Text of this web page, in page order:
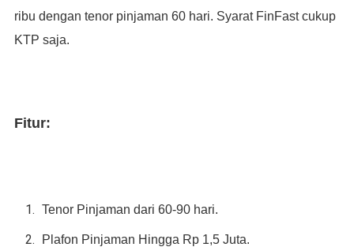
ribu dengan tenor pinjaman 60 hari. Syarat FinFast cukup
KTP saja.
Fitur:
Tenor Pinjaman dari 60-90 hari.
Plafon Pinjaman Hingga Rp 1,5 Juta.